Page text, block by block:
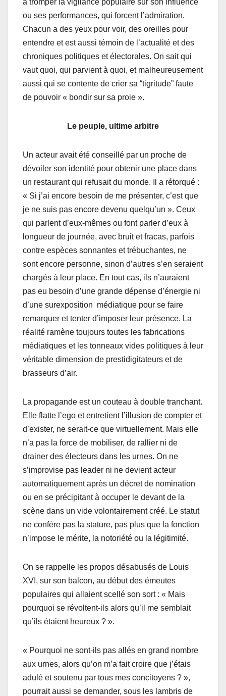
ou ses performances, qui forcent l’admiration.
Chacun a des yeux pour voir, des oreilles pour
entendre et est aussi témoin de l’actualité et des
chroniques politiques et électorales. On sait qui
vaut quoi, qui parvient à quoi, et malheureusement
aussi qui se contente de crier sa “tigritude” faute
de pouvoir « bondir sur sa proie ».
Le peuple, ultime arbitre
Un acteur avait été conseillé par un proche de
dévoiler son identité pour obtenir une place dans
un restaurant qui refusait du monde. Il a rétorqué :
« Si j’ai encore besoin de me présenter, c’est que
je ne suis pas encore devenu quelqu’un ». Ceux
qui parlent d’eux-mêmes ou font parler d’eux à
longueur de journée, avec bruit et fracas, parfois
contre espèces sonnantes et trébuchantes, ne
sont encore personne, sinon d’autres s’en seraient
chargés à leur place. En tout cas, ils n’auraient
pas eu besoin d’une grande dépense d’énergie ni
d’une surexposition médiatique pour se faire
remarquer et tenter d’imposer leur présence. La
réalité ramène toujours toutes les fabrications
médiatiques et les tonneaux vides politiques à leur
véritable dimension de prestidigitateurs et de
brasseurs d’air.
La propagande est un couteau à double tranchant.
Elle flatte l’ego et entretient l’illusion de compter et
d’exister, ne serait-ce que virtuellement. Mais elle
n’a pas la force de mobiliser, de rallier ni de
drainer des électeurs dans les urnes. On ne
s’improvise pas leader ni ne devient acteur
automatiquement après un décret de nomination
ou en se précipitant à occuper le devant de la
scène dans un vide volontairement créé. Le statut
ne confère pas la stature, pas plus que la fonction
n’impose le mérite, la notoriété ou la légitimité.
On se rappelle les propos désabusés de Louis
XVI, sur son balcon, au début des émeutes
populaires qui allaient scellé son sort : « Mais
pourquoi se révoltent-ils alors qu’il me semblait
qu’ils étaient heureux ? ».
« Pourquoi ne sont-ils pas allés en grand nombre
aux urnes, alors qu’on m’a fait croire que j’étais
adulé et soutenu par tous mes concitoyens ? »,
pourrait aussi se demander, sous les lambris de